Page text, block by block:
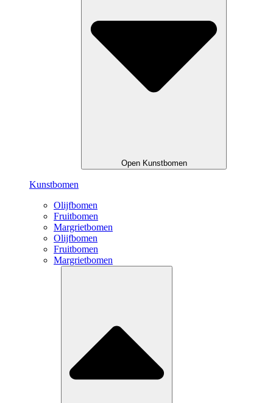
Open Kunstbomen
Kunstbomen
Olijfbomen
Fruitbomen
Margrietbomen
Olijfbomen
Fruitbomen
Margrietbomen